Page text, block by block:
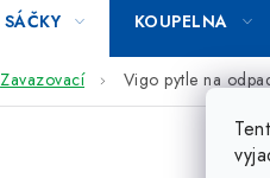
SÁČKY KOUPELNA
Zavazovací Vigo pytle na